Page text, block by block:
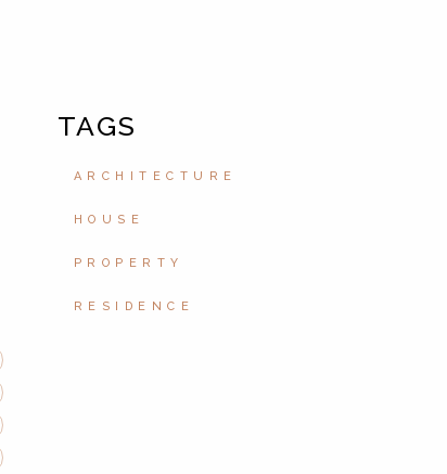
TAGS
ARCHITECTURE
HOUSE
PROPERTY
RESIDENCE